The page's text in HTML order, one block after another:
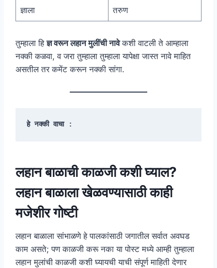
ज्ञाला तरुण
तुम्हाला हिज्ञ वरून लहान मुलींची नावेकशी वाटली ते आम्हाला
नक्की कळवा, व जरा तुम्हाला तुम्हाला यापेक्षा जास्त नावे माहित
असतील तर कमेंट करून नक्की सांगा.
हे नक्की वाचा :
लहान बाळाची काळजी कशी घ्याल?
लहान बाळाला खेळवण्यासाठी काही
मजेशीर गोष्टी
लहान बाळाला सांभाळणे हे पालकांसाठी जगातील सर्वात अवघड
काम असते; पण काळजी करू नका या पोस्ट मध्ये आम्ही तुम्हाला
लहान मुलांची काळजी कशी घ्यायची याची संपूर्ण माहिती देणार